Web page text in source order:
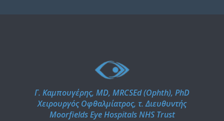
Γ. Καμπουγέρης, MD, MRCSEd (Ophth), PhD
Χειρουργός Οφθαλμίατρος, τ. Διευθυντής
Moorfields Eye Hospitals NHS Trust